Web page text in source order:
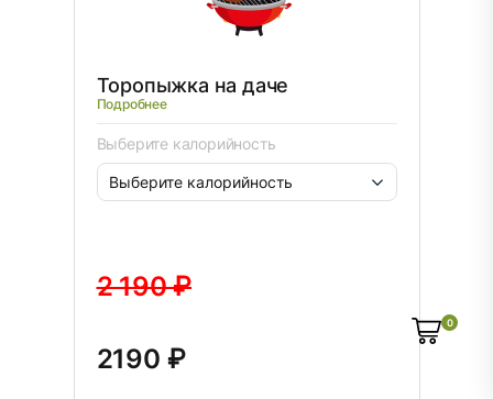
0
Торопыжка на даче
Подробнее
Выберите калорийность
2 190 ₽
2190 ₽